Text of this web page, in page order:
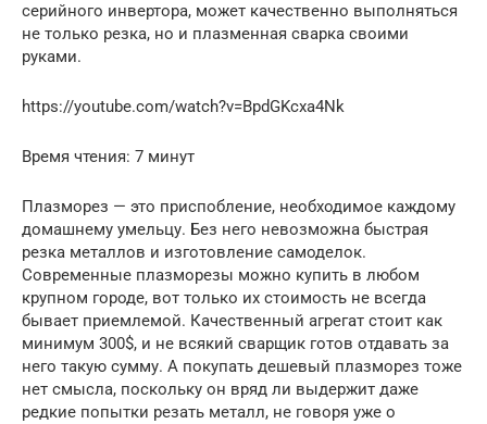
серийного инвертора, может качественно выполняться
не только резка, но и плазменная сварка своими
руками.
https://youtube.com/watch?v=BpdGKcxa4Nk
Время чтения: 7 минут
Плазморез — это приспобление, необходимое каждому
домашнему умельцу. Без него невозможна быстрая
резка металлов и изготовление самоделок.
Современные плазморезы можно купить в любом
крупном городе, вот только их стоимость не всегда
бывает приемлемой. Качественный агрегат стоит как
минимум 300$, и не всякий сварщик готов отдавать за
него такую сумму. А покупать дешевый плазморез тоже
нет смысла, поскольку он вряд ли выдержит даже
редкие попытки резать металл, не говоря уже о